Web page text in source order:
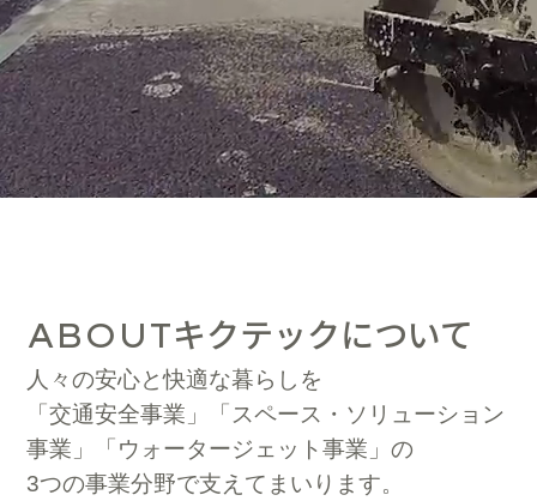
ABOUTキクテックについて
人々の安心と快適な暮らしを
「交通安全事業」「スペース・ソリューション
事業」「ウォータージェット事業」の
3つの事業分野で支えてまいります。